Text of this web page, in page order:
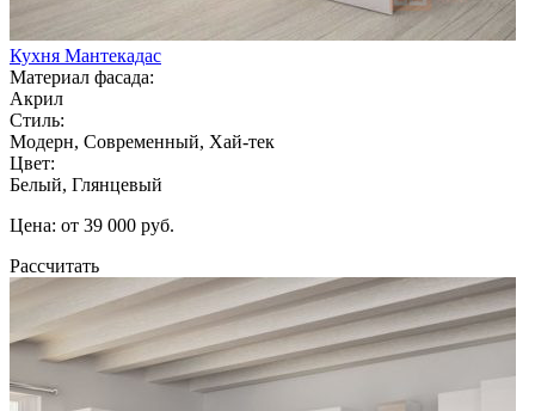
Кухня Мантекадас
Материал фасада:
Акрил
Стиль:
Модерн, Современный, Хай-тек
Цвет:
Белый, Глянцевый
Цена: от 39 000 руб.
Рассчитать